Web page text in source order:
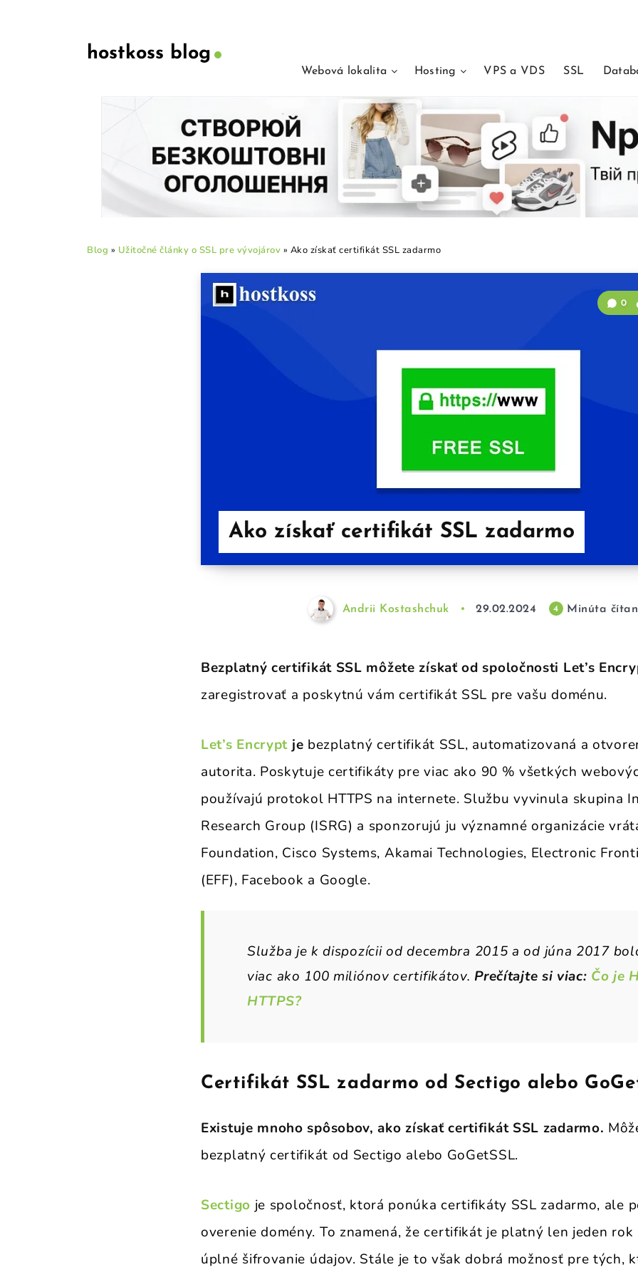
hostkoss blog
Webová lokalita Hosting VPS a VDS SSL
Blog » Užitočné články o SSL pre vývojárov » Ako získať certifikát SSL zadarmo
Ako získať certifikát SSL zadarmo
0
Andrii Kostashchuk 29.02.2024 4 Minúta
Bezplatný certifikát SSL môžete získať od spoločnosti Let’s
zaregistrovať a poskytnú vám certifikát SSL pre vašu doménu.
Let’s Encrypt je bezplatný certifikát SSL, automatizovaná a
autorita. Poskytuje certifikáty pre viac ako 90 % všetkých
používajú protokol HTTPS na internete. Službu vyvinula skupina
Research Group (ISRG) a sponzorujú ju významné organizácie
Foundation, Cisco Systems, Akamai Technologies, Electronic
(EFF), Facebook a Google.
Služba je k dispozícii od decembra 2015 a od júna 2017
viac ako 100 miliónov certifikátov. Prečítajte si viac: Čo je
HTTPS?
Certifikát SSL zadarmo od Sectigo alebo
Existuje mnoho spôsobov, ako získať certifikát SSL zadarmo.
bezplatný certifikát od Sectigo alebo GoGetSSL.
Sectigo je spoločnosť, ktorá ponúka certifikáty SSL zadarmo, ale
overenie domény. To znamená, že certifikát je platný len jeden
úplné šifrovanie údajov. Stále je to však dobrá možnosť pre tých,